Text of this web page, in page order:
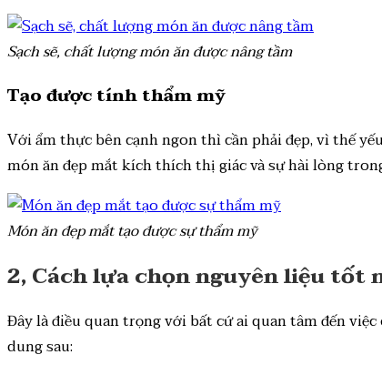
Sạch sẽ, chất lượng món ăn được nâng tầm
Tạo được tính thẩm mỹ
Với ẩm thực bên cạnh ngon thì cần phải đẹp, vì thế
món ăn đẹp mắt kích thích thị giác và sự hài lòng
Món ăn đẹp mắt tạo được sự thẩm mỹ
2, Cách lựa chọn nguyên liệu tốt
Đây là điều quan trọng với bất cứ ai quan tâm đến
dung sau: